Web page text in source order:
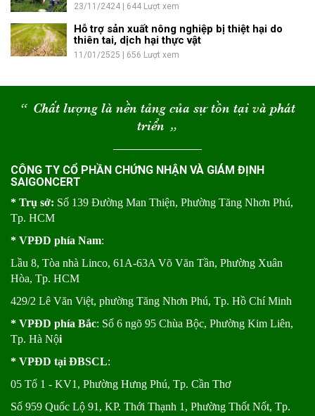
23/11/2424 | 644 Lượt xem
Hỗ trợ sản xuất nông nghiệp bị thiệt hại do
thiên tai, dịch hại thực vật
11/01/2525 | 656 Lượt xem
“ Chất lượng là nền tảng của sự tồn tại và phát
triển “
CÔNG TY CỔ PHẦN CHỨNG NHẬN VÀ GIÁM ĐỊNH
SAIGONCERT
* Trụ sở: Số 139 Đường Man Thiện, Phường Tăng Nhơn Phú,
Tp. HCM
* VPĐD phía Nam:
Lầu 8, Tòa nhà Linco, 61A-63A Võ Văn Tần, Phường Xuân
Hòa, Tp. HCM
429/2 Lê Văn Việt, phường Tăng Nhơn Phú, Tp. Hồ Chí Minh
* VPĐD phía Bắc: Số 6 ngõ 95 Chùa Bộc, Phường Kim Liên,
Tp. Hà Nội
* VPĐD tại ĐBSCL:
05 Tổ 1 - KV1, Phường Hưng Phú, Tp. Cần Thơ
Số 959 Quốc Lộ 91, KP. Thới Thạnh 1, Phường Thốt Nốt, Tp.